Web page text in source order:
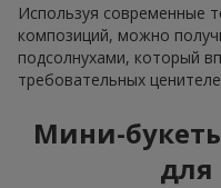
Используя современные
композиций, можно
подсолнухами, который
требовательных
Мини-
для